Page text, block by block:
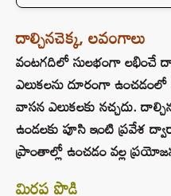
దాల్చినచెక్క, లవంగాలు
వంటగదిలో సులభంగా లభించే
ఎలుకలను దూరంగా
వాసన ఎలుకలకు నచ్చదు.
ఉండలకు పూసి ఇంటి ప్రవేశ
ప్రాంతాల్లో ఉంచడం వల్ల
మిరప పొడి